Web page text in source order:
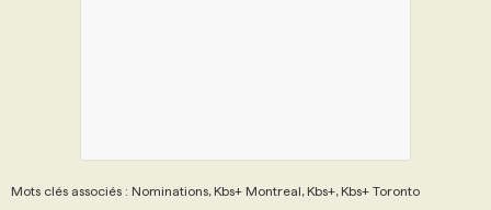
Mots clés associés : Nominations, Kbs+ Montreal, Kbs+, Kbs+ Toronto